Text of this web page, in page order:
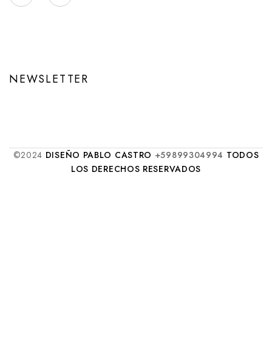
NEWSLETTER
©2024 DISEÑO PABLO CASTRO +59899304994 TODOS
LOS DERECHOS RESERVADOS